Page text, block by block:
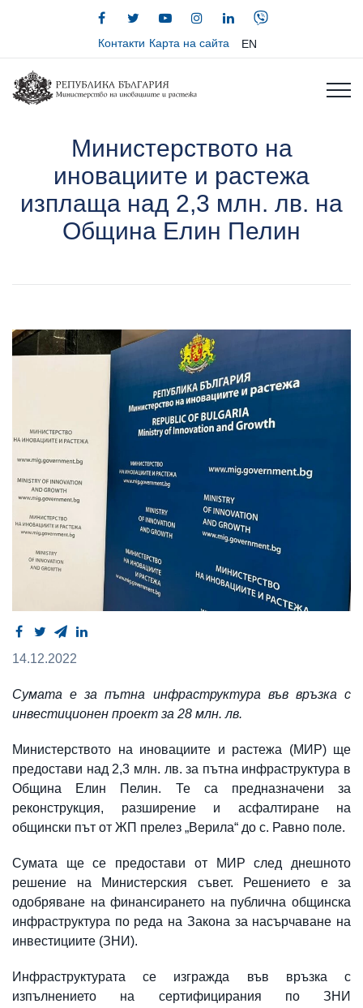
Контакти Карта на сайта EN
Министерството на
иновациите и растежа
изплаща над 2,3 млн. лв. на
Община Елин Пелин
14.12.2022
Сумата е за пътна инфраструктура във връзка с
инвестиционен проект за 28 млн. лв.
Министерството на иновациите и растежа (МИР) ще
предостави над 2,3 млн. лв. за пътна инфраструктура в
Община Елин Пелин. Те са предназначени за
реконструкция, разширение и асфалтиране на
общински път от ЖП прелез „Верила“ до с. Равно поле.
Сумата ще се предостави от МИР след днешното
решение на Министерския съвет. Решението е за
одобряване на финансирането на публична общинска
инфраструктура по реда на Закона за насърчаване на
инвестициите (ЗНИ).
Инфраструктурата се изгражда във връзка с
изпълнението на сертифицирания по ЗНИ